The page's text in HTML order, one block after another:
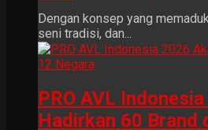
Dengan konsep yang
seni tradisi, dan...
PRO AVL
Hadirkan 60 Brand